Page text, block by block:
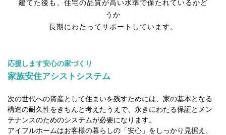
建てた後も、住宅の品質が高い水準で保たれているかど
うか
長期にわたってサポートしています。
応援します安心の家づくり
家族安住アシストシステム
次の世代への資産として住まいを残すためには、家の基本となる
構造の耐久性をきちんと考えたうえで、永きにわたる保証とメン
テナンスのためのシステムが必要になります。
アイフルホームはお客様の暮らしの「安心」をしっかり見据え、